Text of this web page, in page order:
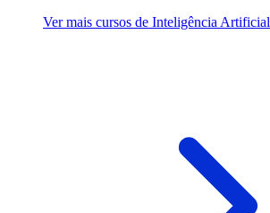
Ver mais cursos de Inteligência Artificial